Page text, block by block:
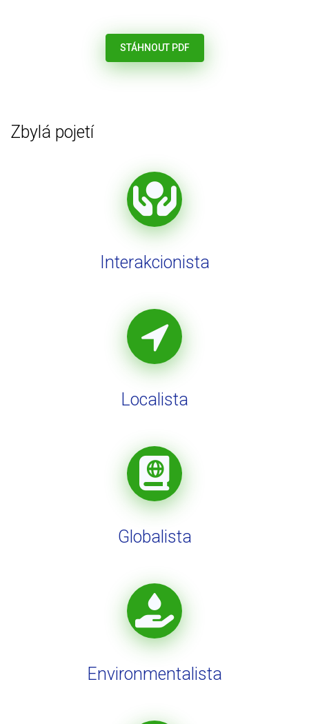
STÁHNOUT PDF
Zbylá pojetí
Interakcionista
Localista
Globalista
Environmentalista